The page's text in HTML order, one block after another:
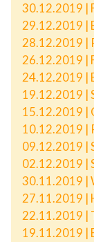
30.12.2019 |
29.12.2019 |
28.12.2019 |
26.12.2019 |
24.12.2019 |
19.12.2019 |
15.12.2019 |
10.12.2019 |
09.12.2019 |
02.12.2019 |
30.11.2019 |
27.11.2019 |
22.11.2019 |
19.11.2019 |